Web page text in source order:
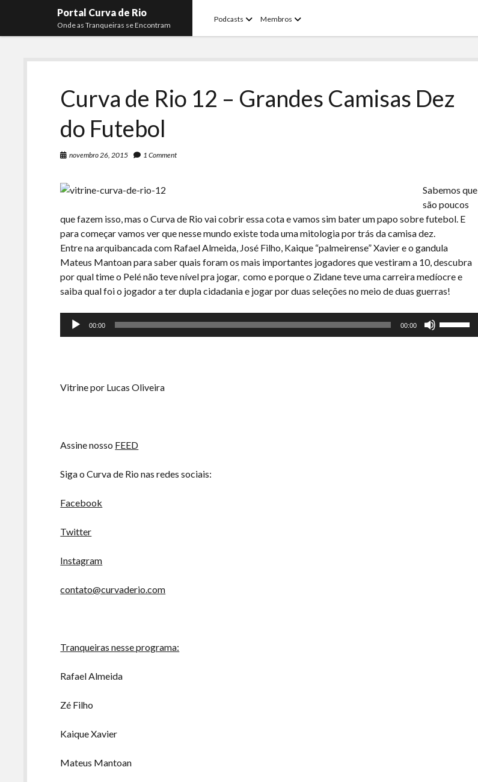
Portal Curva de Rio
Onde as Tranqueiras se Encontram
Podcasts openMembros open
Curva de Rio 12 – Grandes Camisas Dez
do Futebol
novembro 26, 2015 1 Comment
Sabemos que
são poucos
que fazem isso, mas o Curva de Rio vai cobrir essa cota e vamos sim bater um papo sobre futebol. E
para começar vamos ver que nesse mundo existe toda uma mitologia por trás da camisa dez.
Entre na arquibancada com Rafael Almeida, José Filho, Kaique “palmeirense” Xavier e o gandula
Mateus Mantoan para saber quais foram os mais importantes jogadores que vestiram a 10, descubra
por qual time o Pelé não teve nível pra jogar, como e porque o Zidane teve uma carreira medíocre e
saiba qual foi o jogador a ter dupla cidadania e jogar por duas seleções no meio de duas guerras!
Tocador
00:00 00:00
Vitrine por Lucas Oliveira
Assine nosso FEED
Siga o Curva de Rio nas redes sociais:
Facebook
Twitter
Instagram
contato@curvaderio.com
Tranqueiras nesse programa:
Rafael Almeida
Zé Filho
Kaique Xavier
Mateus Mantoan